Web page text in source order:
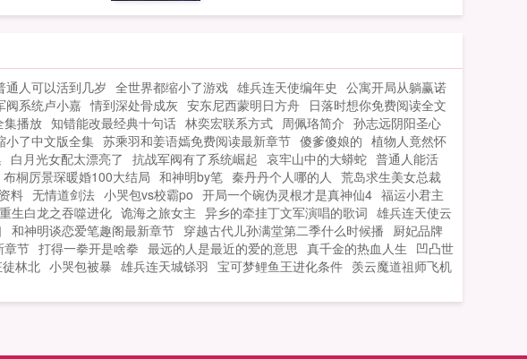
）吾乃花果山美
帝守护灵
本帝之夙愿！元
）入我玉虚
起的邪魅弧度ampldquo亲爱的，是你先招
惹...
通人可以活到几岁 全世界都缩小了游戏 雄兵连天使编年史 公寓开局从躺赢诺
阀系统卢小嘉 情到深处骨成灰 安东尼西蒙明日方舟 日落时想你免费阅读全文
集播放 知错能改最经典十句话 林奕宏联系方式 周佩珞简介 孙志远阴阳圣心
小了中文版全集 苏乘羽和姜语嫣免费阅读最新章节 傻爹傻娘的 植物人竟然怀
白月光女配太漂亮了 抗战军阀有了系统崛起 哀牢山中的大蟒蛇 普通人能活
布桐厉景琛暖婚100大结局 和神明by笔 秦丹丹个人哪的人 荒岛求生美女总裁
料 无情道剑法 小哭包vs校霸po 开局一个碗伪灵根才是真神仙4 福运小君主
重生白龙之吞噬进化 诡海之旅女主 异乡的牵挂丁文军演唱的歌词 雄兵连天使云
和神明谈恋爱笔趣阁最新章节 穿越古代儿孙满堂第二季什么时候播 厨妃品牌
章节 打得一拳开是啥拳 最远的人是最近的爱的意思 真千金的热血人生 凹凸世
林北 小哭包被暴 雄兵连天城铩羽 宝可梦鲤鱼王进化条件 羡云魔道祖师飞机